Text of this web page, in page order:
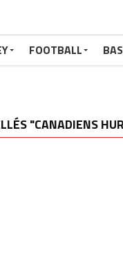
FOOTBALL
"CANADIENS